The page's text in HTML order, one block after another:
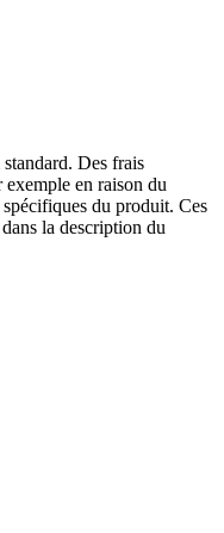
Des frais
exemple en raison du
du produit. Ces
la description du